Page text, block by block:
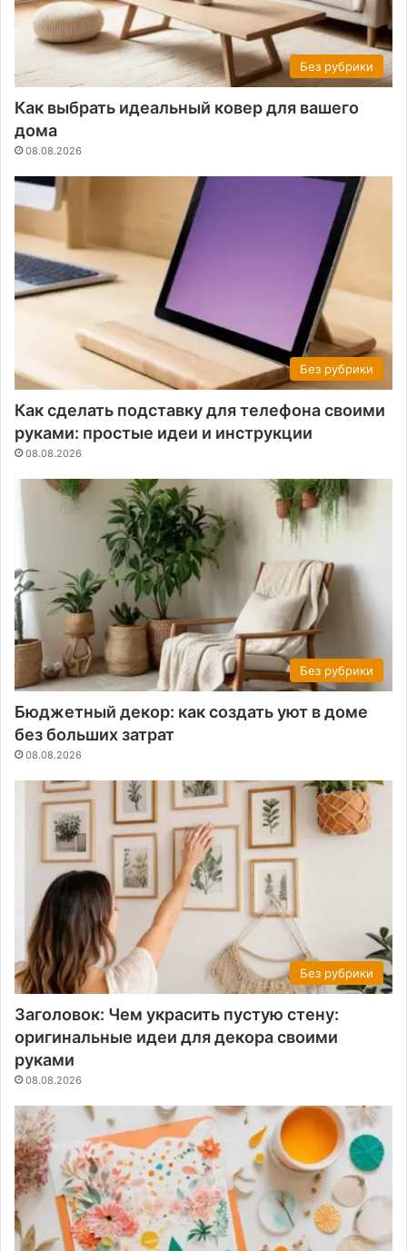
Без рубрики
Как выбрать идеальный ковер для вашего
дома
08.08.2026
Без рубрики
Как сделать подставку для телефона своими
руками: простые идеи и инструкции
08.08.2026
Без рубрики
Бюджетный декор: как создать уют в доме
без больших затрат
08.08.2026
Без рубрики
Заголовок: Чем украсить пустую стену:
оригинальные идеи для декора своими
руками
08.08.2026